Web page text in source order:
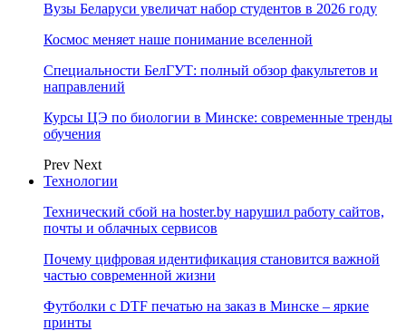
Вузы Беларуси увеличат набор студентов в 2026 году
Космос меняет наше понимание вселенной
Специальности БелГУТ: полный обзор факультетов и
направлений
Курсы ЦЭ по биологии в Минске: современные тренды
обучения
Prev Next
Технологии
Технический сбой на hoster.by нарушил работу сайтов,
почты и облачных сервисов
Почему цифровая идентификация становится важной
частью современной жизни
Футболки с DTF печатью на заказ в Минске – яркие
принты